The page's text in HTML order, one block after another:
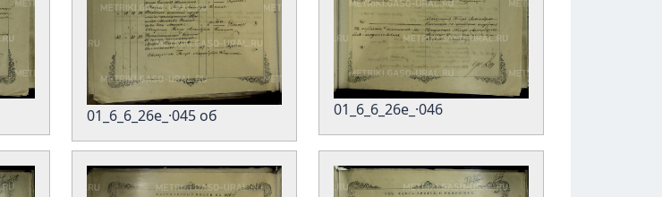
01_6_6_26е_·045 об 01_6_6_26е_·046